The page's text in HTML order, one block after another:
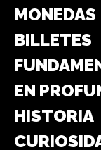
MONEDAS
BILLETES
EN
HISTORIA